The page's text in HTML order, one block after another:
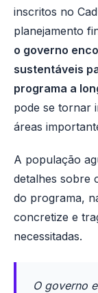
inscritos no
planejamento
o governo
sustentáveis
programa a
pode se tornar
áreas
A população
detalhes sobre
do programa,
concretize e
necessitadas.
O governo